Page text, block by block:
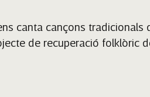
canta cançons tradicionals
de recuperació folklòric